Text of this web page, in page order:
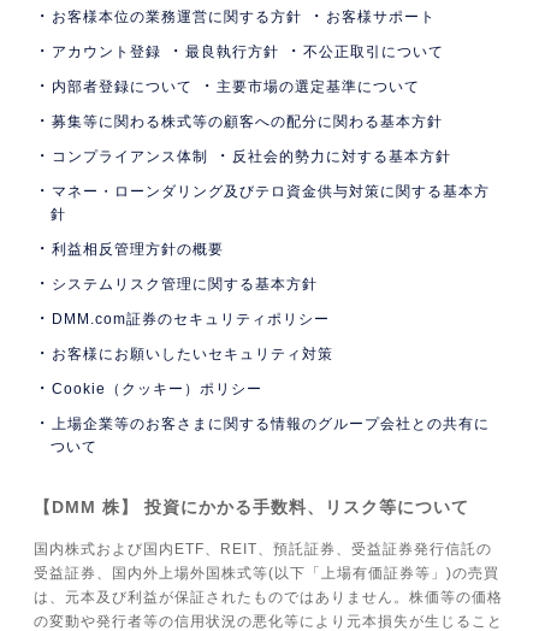
お客様本位の業務運営に関する方針 お客様サポート
アカウント登録 最良執行方針 不公正取引について
内部者登録について 主要市場の選定基準について
募集等に関わる株式等の顧客への配分に関わる基本方針
コンプライアンス体制 反社会的勢力に対する基本方針
マネー・ローンダリング及びテロ資金供与対策に関する基本方
針
利益相反管理方針の概要
システムリスク管理に関する基本方針
DMM.com証券のセキュリティポリシー
お客様にお願いしたいセキュリティ対策
Cookie（クッキー）ポリシー
上場企業等のお客さまに関する情報のグループ会社との共有に
ついて
【DMM 株】 投資にかかる手数料、リスク等について
国内株式および国内ETF、REIT、預託証券、受益証券発行信託の
受益証券、国内外上場外国株式等(以下「上場有価証券等」)の売買
は、元本及び利益が保証されたものではありません。株価等の価格
の変動や発行者等の信用状況の悪化等により元本損失が生じること